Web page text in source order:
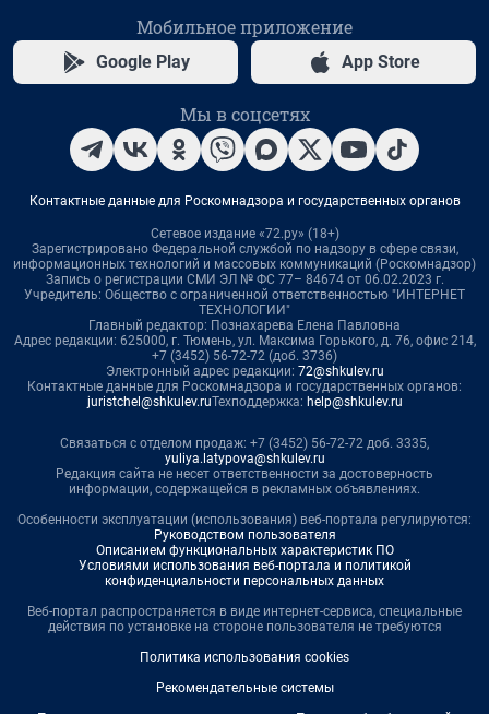
Мобильное приложение
Google Play App Store
Мы в соцсетях
Контактные данные для Роскомнадзора и государственных органов
Сетевое издание «72.ру» (18+)
Зарегистрировано Федеральной службой по надзору в сфере связи,
информационных технологий и массовых коммуникаций (Роскомнадзор)
Запись о регистрации СМИ ЭЛ № ФС 77– 84674 от 06.02.2023 г.
Учредитель: Общество с ограниченной ответственностью "ИНТЕРНЕТ
ТЕХНОЛОГИИ"
Главный редактор: Познахарева Елена Павловна
Адрес редакции: 625000, г. Тюмень, ул. Максима Горького, д. 76, офис 214,
+7 (3452) 56-72-72 (доб. 3736)
Электронный адрес редакции: 72@shkulev.ru
Контактные данные для Роскомнадзора и государственных органов:
juristchel@shkulev.ruТехподдержка: help@shkulev.ru
Связаться с отделом продаж: +7 (3452) 56-72-72 доб. 3335,
yuliya.latypova@shkulev.ru
Редакция сайта не несет ответственности за достоверность
информации, содержащейся в рекламных объявлениях.
Особенности эксплуатации (использования) веб-портала регулируются:
Руководством пользователя
Описанием функциональных характеристик ПО
Условиями использования веб-портала и политикой
конфиденциальности персональных данных
Веб-портал распространяется в виде интернет-сервиса, специальные
действия по установке на стороне пользователя не требуются
Политика использования cookies
Рекомендательные системы